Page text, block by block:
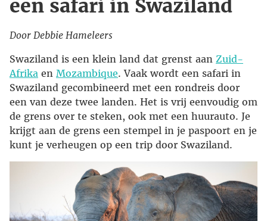
een safari in Swaziland
Door Debbie Hameleers
Swaziland is een klein land dat grenst aan Zuid-
Afrika en Mozambique. Vaak wordt een safari in
Swaziland gecombineerd met een rondreis door
een van deze twee landen. Het is vrij eenvoudig om
de grens over te steken, ook met een huurauto. Je
krijgt aan de grens een stempel in je paspoort en je
kunt je verheugen op een trip door Swaziland.